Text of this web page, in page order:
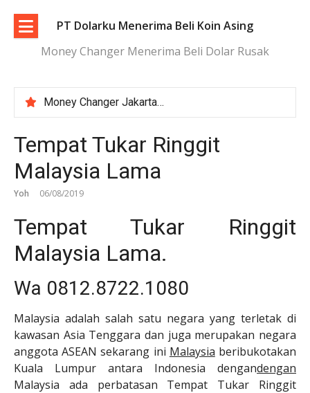
konten
PT Dolarku Menerima Beli Koin Asing
Money Changer Menerima Beli Dolar Rusak
Money Changer Jakarta | Layanan Aman dan Kurs Transparan
Penukaran Uang Asing Jakarta Aman, Transparan, dan Terpercaya
Tempat Tukar Koin Asing di Jakarta | Aman dan Terpercaya
Tempat Tukar Ringgit
Malaysia Lama
Yoh 06/08/2019
Tempat Tukar Ringgit
Malaysia Lama.
Wa 0812.8722.1080
Malaysia adalah salah satu negara yang terletak di
kawasan Asia Tenggara dan juga merupakan negara
anggota ASEAN sekarang ini Malaysia beribukotakan
Kuala Lumpur antara Indonesia dengandengan
Malaysia ada perbatasan Tempat Tukar Ringgit